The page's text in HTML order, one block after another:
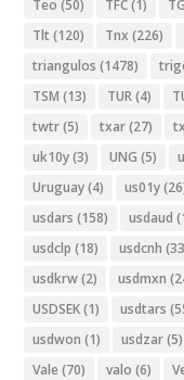
Teo (50) TFC(1)
Tlt (120) Tnx (226)
triangulos (1478)
TSM (13) TUR(4)
twtr(5) txar(27)
uk10y(3) UNG (5)
Uruguay(4) us01y
usdars (158) usdaud
usdclp (18) usdcnh
usdkrw(2) usdmxn
USDSEK(1) usdtars
usdwon (1) usdzar(5)
Vale (70) valo (6)